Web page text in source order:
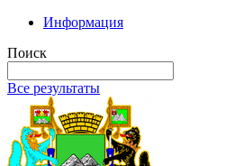
Информация
Поиск
Все результаты